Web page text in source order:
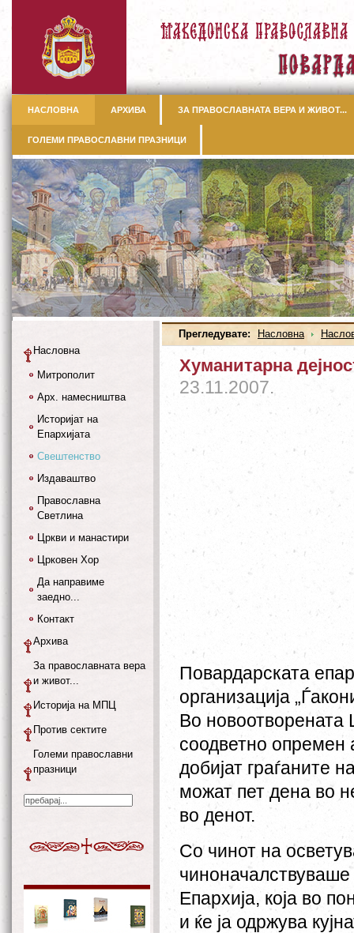
НАСЛОВНА АРХИВА ЗА ПРАВОСЛАВНАТА ВЕРА И ЖИВОТ...
ГОЛЕМИ ПРАВОСЛАВНИ ПРАЗНИЦИ
Прегледувате: Насловна
Хуманитарна
23.11.2007.
Повардарската
организација
Во новоотворената
соодветно опремен
добијат граѓаните
можат пет дена во
во денот.
Со чинот на
чиноначалствуваше
Епархија, која во
и ќе ја одржува
Насловна
Митрополит
Арх. намесништва
Историјат на
Епархијата
Свештенство
Издаваштво
Православна
Светлина
Цркви и манастири
Црковен Хор
Да направиме
заедно...
Контакт
Архива
За православната вера
и живот...
Историја на МПЦ
Против сектите
Големи православни
празници